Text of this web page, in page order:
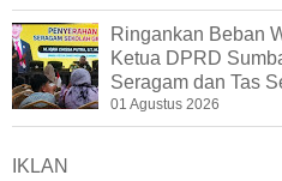
Ringankan Beban
Ketua DPRD
Seragam dan Tas
01 Agustus 2026
IKLAN